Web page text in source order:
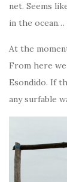
net. Seems
in the ocean…
At the
From here
Esondido. If
any surfable